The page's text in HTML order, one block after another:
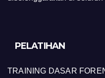
PELATIHAN
TRAINING DASAR